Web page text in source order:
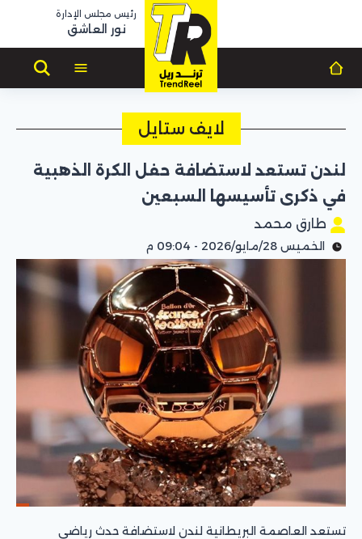
رئيس مجلس الإدارة
نور العاشق
لايف ستايل
لندن تستعد لاستضافة حفل الكرة الذهبية
في ذكرى تأسيسها السبعين
طارق محمد
الخميس 28/مايو/2026 - 09:04 م
تستعد العاصمة البريطانية لندن لاستضافة حدث رياضي